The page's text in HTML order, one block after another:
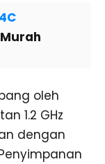
Murah
oleh
1.2 GHz
dengan